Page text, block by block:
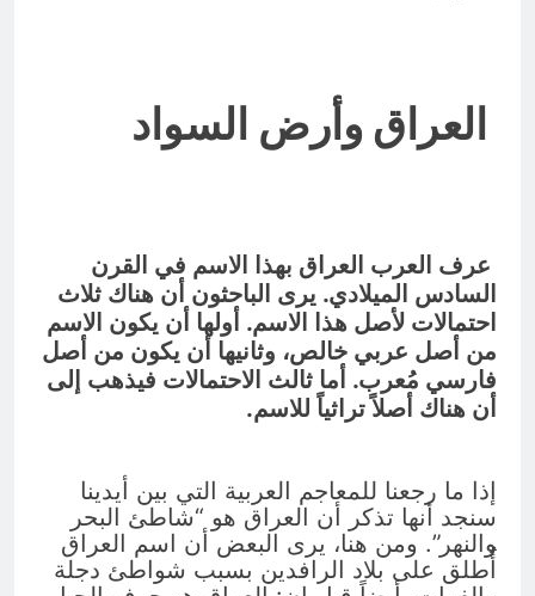
العراق وأرض السواد
عرف العرب العراق بهذا الاسم في القرن
السادس الميلادي. يرى الباحثون أن هناك ثلاث
احتمالات لأصل هذا الاسم. أولها أن يكون الاسم
من أصل عربي خالص، وثانيها أن يكون من أصل
فارسي مُعرب. أما ثالث الاحتمالات فيذهب إلى
أن هناك أصلاً تراثياً للاسم.
إذا ما رجعنا للمعاجم العربية التي بين أيدينا
سنجد أنها تذكر أن العراق هو “شاطئ البحر
والنهر”. ومن هنا، يرى البعض أن اسم العراق
أُطلق على بلاد الرافدين بسبب شواطئ دجلة